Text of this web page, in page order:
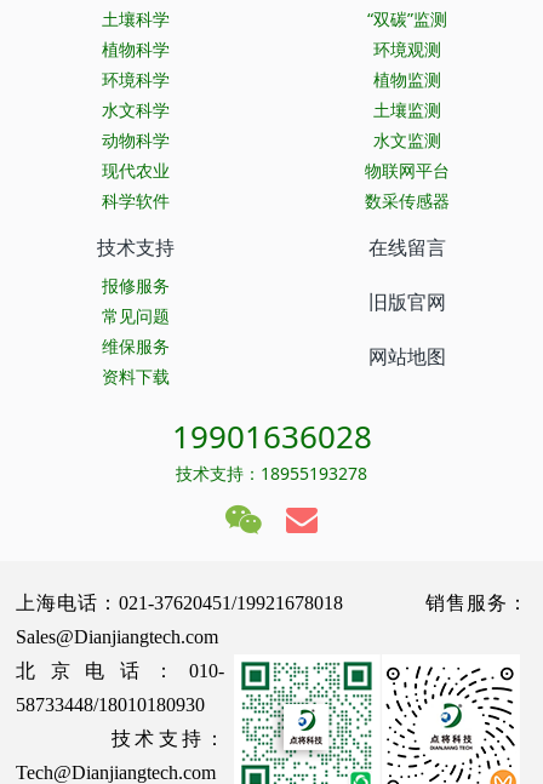
土壤科学
植物科学
环境科学
水文科学
动物科学
现代农业
科学软件
“双碳”监测
环境观测
植物监测
土壤监测
水文监测
物联网平台
数采传感器
技术支持
报修服务
常见问题
维保服务
资料下载
在线留言
旧版官网
网站地图
19901636028
技术支持：18955193278
上海电话：021-37620451/19921678018 销售服务：
Sales@Dianjiangtech.com
北京电话：010-
58733448/18010180930
技术支持：
Tech@Dianjiangtech.com